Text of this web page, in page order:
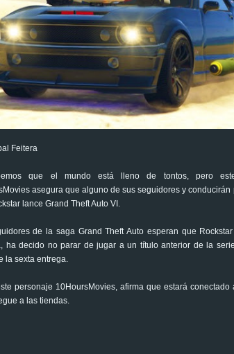
Feitera
que el mundo está lleno de tontos, pero
asegura que alguno de sus seguidores y conducirán
lance Grand Theft Auto VI.
de la saga Grand Theft Auto esperan que
ha decido no parar de jugar a un título anterior de la
la sexta entrega.
personaje 10HoursMovies, afirma que estará
a las tiendas.